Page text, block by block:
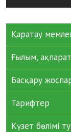
Қаратау
Ғылым,
Басқару
Тарифтер
Күзет бөлімі